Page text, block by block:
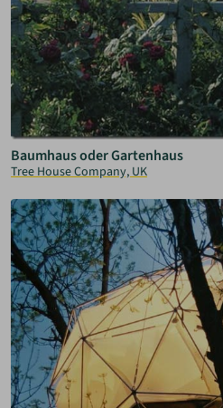
Baumhaus oder Gartenhaus
Tree House Company, UK